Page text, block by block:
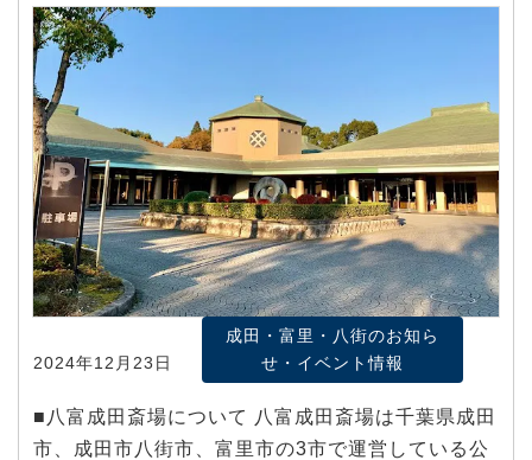
2024年12月23日
成田・富里・八街のお知ら
せ・イベント情報
■八富成田斎場について 八富成田斎場は千葉県成田
市、成田市八街市、富里市の3市で運営している公